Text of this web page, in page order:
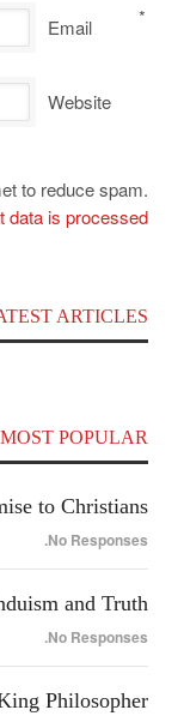
Email *
Website
to reduce spam.
data is processed
ARTICLES
YouTube
MOST POPULAR
to Christians
No Responses.
and Truth
No Responses.
Philosopher